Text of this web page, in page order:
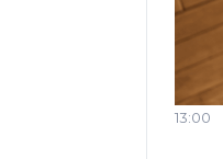
13:00